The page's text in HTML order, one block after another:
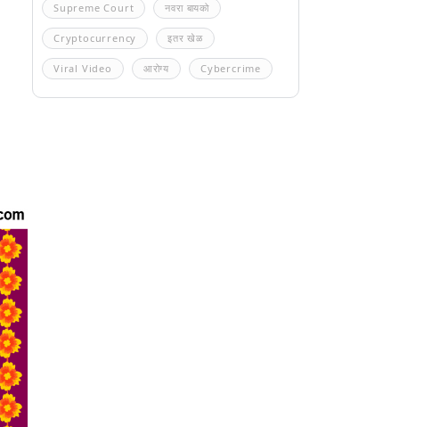
Supreme Court नवरा बायको
Cryptocurrency इतर खेळ
Viral Video आरोग्य Cybercrime